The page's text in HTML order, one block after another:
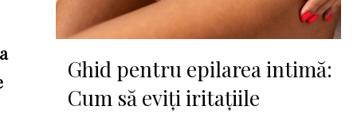
Ghid pentru epilarea intimă:
Cum să eviți iritațiile